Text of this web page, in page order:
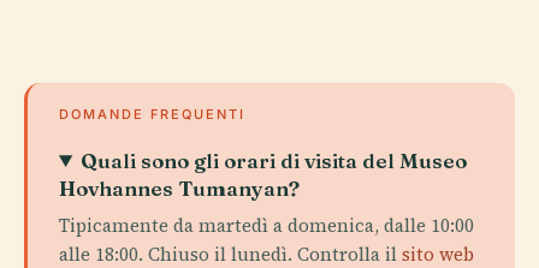
DOMANDE FREQUENTI
Quali sono gli orari di visita del Museo
Hovhannes Tumanyan?
Tipicamente da martedì a domenica, dalle 10:00
alle 18:00. Chiuso il lunedì. Controlla ilsito web